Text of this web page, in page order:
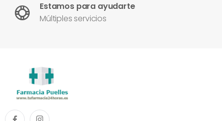
Estamos para ayudarte
Múltiples servicios